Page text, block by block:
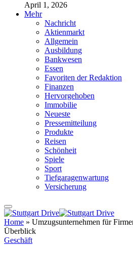
April 1, 2026
Mehr
Nachricht
Aktienmarkt
Allgemein
Ausbildung
Bankwesen
Essen
Favoriten der Redaktion
Finanzen
Hervorgehoben
Immobilie
Neueste
Pressemitteilung
Produkte
Reisen
Schönheit
Spiele
Sport
Tiefgaragenwartung
Versicherung
Home » Umzugsunternehmen für
Überblick
Geschäft